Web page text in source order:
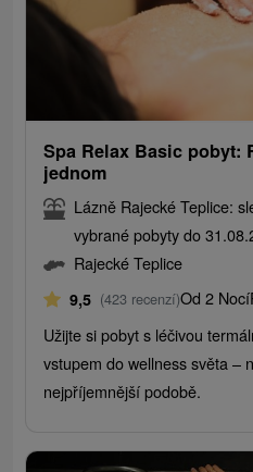
Spa Relax Basic pobyt:
jednom
Lázně Rajecké Teplice:
vybrané pobyty do
Rajecké Teplice
9,5 (423 recenzí)Od 2 Nocí
Užijte si pobyt s léčivou
vstupem do wellness světa –
nejpříjemnější podobě.